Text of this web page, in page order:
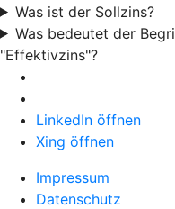
Was ist der Sollzins?
Was bedeutet der
"Effektivzins"?
LinkedIn öffnen
Xing öffnen
Impressum
Datenschutz